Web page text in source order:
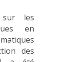
les
en
des